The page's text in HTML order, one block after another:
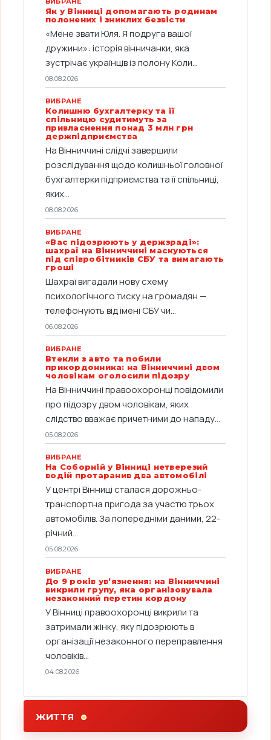
Як у Вінниці допомагають родинам
полонених і зниклих безвісти
«Мене звати Юля. Я подруга вашої
дружини»: історія вінничанки, яка
зустрічає українців із полону Коли...
08.08.2026
ВИБРАНЕ
Колишню бухгалтерку та її
спільницю судитимуть за
привласнення понад 3 млн грн
держпідприємства
На Вінниччині слідчі завершили
розслідування щодо колишньої головної
бухгалтерки підприємства та її спільниці,
яких...
08.08.2026
ВИБРАНЕ
«Вас підозрюють у держзраді»:
шахраї на Вінниччині маскуються
під співробітників СБУ та вимагають
гроші
Шахраї вигадали нову схему
психологічного тиску на громадян —
телефонують від імені СБУ чи...
06.08.2026
ВИБРАНЕ
Втекли з авто та побили
прикордонника: на Вінниччині двом
чоловікам оголосили підозру
На Вінниччині правоохоронці повідомили
про підозру двом чоловікам, яких
слідство вважає причетними до нападу...
05.08.2026
ВИБРАНЕ
На Соборній у Вінниці нетверезий
водій протаранив два автомобілі
У центрі Вінниці сталася дорожньо-
транспортна пригода за участю трьох
автомобілів. За попередніми даними, 22-
річний...
05.08.2026
ВИБРАНЕ
До 9 років ув’язнення: на Вінниччині
викрили групу, яка організовувала
незаконний перетин кордону
У Вінниці правоохоронці викрили та
затримали жінку, яку підозрюють в
організації незаконного переправлення
чоловіків...
04.08.2026
ЖИТТЯ